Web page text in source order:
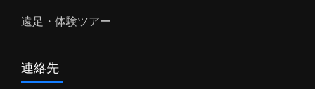
遠足・体験ツアー
連絡先